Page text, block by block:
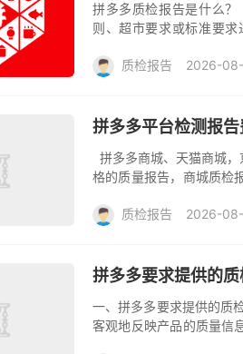
拼多多质检报告是什么
则、超市要求或标准要
客户做报告的用途...
质检报告 2026-
拼多多平台检测报
拼多多商城、天猫商城
格的质量报告，商城质检
质检报告 2026-
拼多多要求提供的
一、拼多多要求提供的质
客观地反映产品的质量信